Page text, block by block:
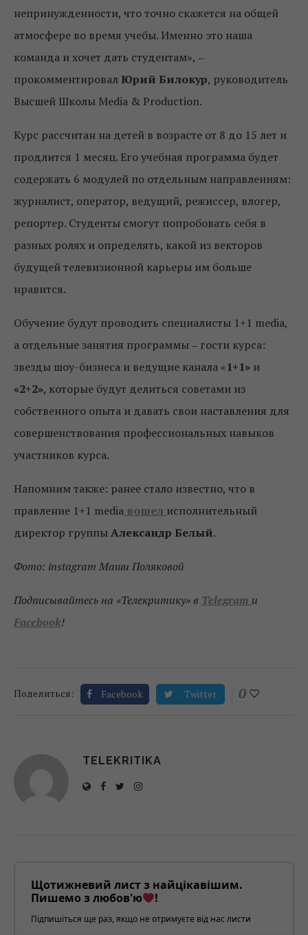
непринужденности, что точно скажется на общей
атмосфере во время учебы. Именно это наша
команда и хочет дать студентам», ‒
прокомментировал Юрий Билокур, руководитель
Высшей Школы Media & Production.
Курс рассчитан на детей в возрасте от 8 до 15 лет и
продлится 1 месяц. Его учебная программа будет
содержать 6 модулей по отдельным направлениям:
журналист, оператор, ведущий, режиссер, влогер,
репортер. Студенты смогут попробовать себя в
разных ролях и определять, какой из векторов
будущей телевизионной карьеры им больше
нравится.
Обучение будут проводить специалисты 1+1 media,
а отдельные занятия программы ‒ гости курса:
звезды шоу-бизнеса и ведущие канала «1+1» и
«2+2», которые будут делиться советами из
собственного опыта и давать свои наставления для
совершенствования профессиональных навыков
участников курса.
Напомним также: ранее стало известно, что в
правление 1+1 media вошел исполнительный
директор группыАлександр Белый.
Фото: instagram Маши Поляковой
Подписывайтесь на «Телекритику» в Telegram и
Facebook!
Поделиться: Facebook Twitter 0
TELEKRITIKA
Щотижневий лист з найцікавішим.
Пишемо з любов'ю
!
Підпишіться ще раз, якщо не отримуєте від нас листи